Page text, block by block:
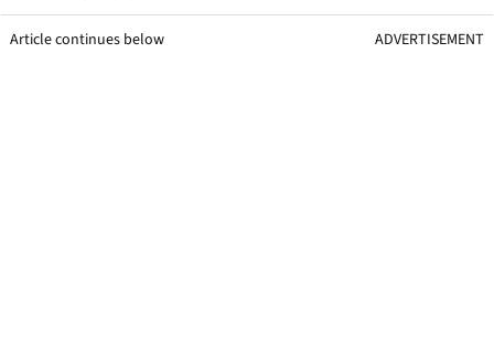
Article continues below ADVERTISEMENT